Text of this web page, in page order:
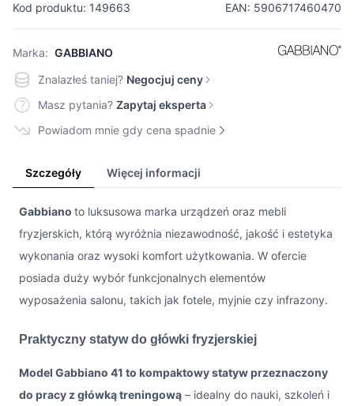
Kod produktu: 149663 EAN: 5906717460470
Marka: GABBIANO
Znalazłeś taniej? Negocjuj ceny
Masz pytania? Zapytaj eksperta
Powiadom mnie gdy cena spadnie
Szczegóły Więcej informacji
Gabbiano to luksusowa marka urządzeń oraz mebli
fryzjerskich, którą wyróżnia niezawodność, jakość i estetyka
wykonania oraz wysoki komfort użytkowania. W ofercie
posiada duży wybór funkcjonalnych elementów
wyposażenia salonu, takich jak fotele, myjnie czy infrazony.
Praktyczny statyw do główki fryzjerskiej
Model Gabbiano 41 to kompaktowy statyw przeznaczony
do pracy z główką treningową – idealny do nauki, szkoleń i